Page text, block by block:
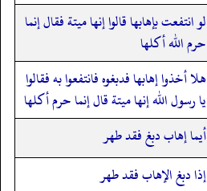
لو انتفعت بإهابها قالوا إنها ميتة فقال إنما
حرم الله أكلها
هلا أخذوا إهابها فدبغوه فانتفعوا به فقالوا
يا رسول الله إنها ميتة قال إنما حرم أكلها
أيما إهاب دبغ فقد طهر
‏‏‏‏إذا دبغ الإهاب فقد طهر